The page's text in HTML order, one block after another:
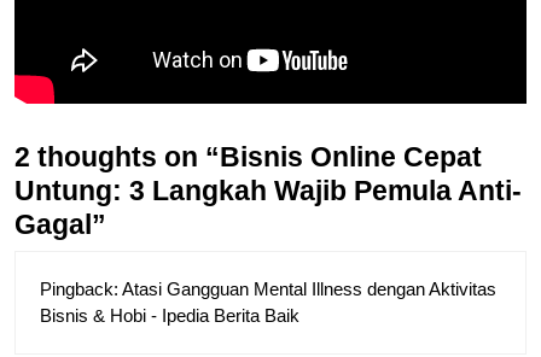
2 thoughts on “Bisnis Online Cepat
Untung: 3 Langkah Wajib Pemula Anti-
Gagal”
Pingback: Atasi Gangguan Mental Illness dengan Aktivitas
Bisnis & Hobi - Ipedia Berita Baik